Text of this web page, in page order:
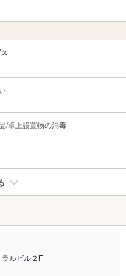
/卓上設置物の消毒
ルビル２F